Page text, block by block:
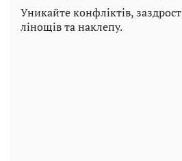
Уникайте конфліктів,
лінощів та наклепу.